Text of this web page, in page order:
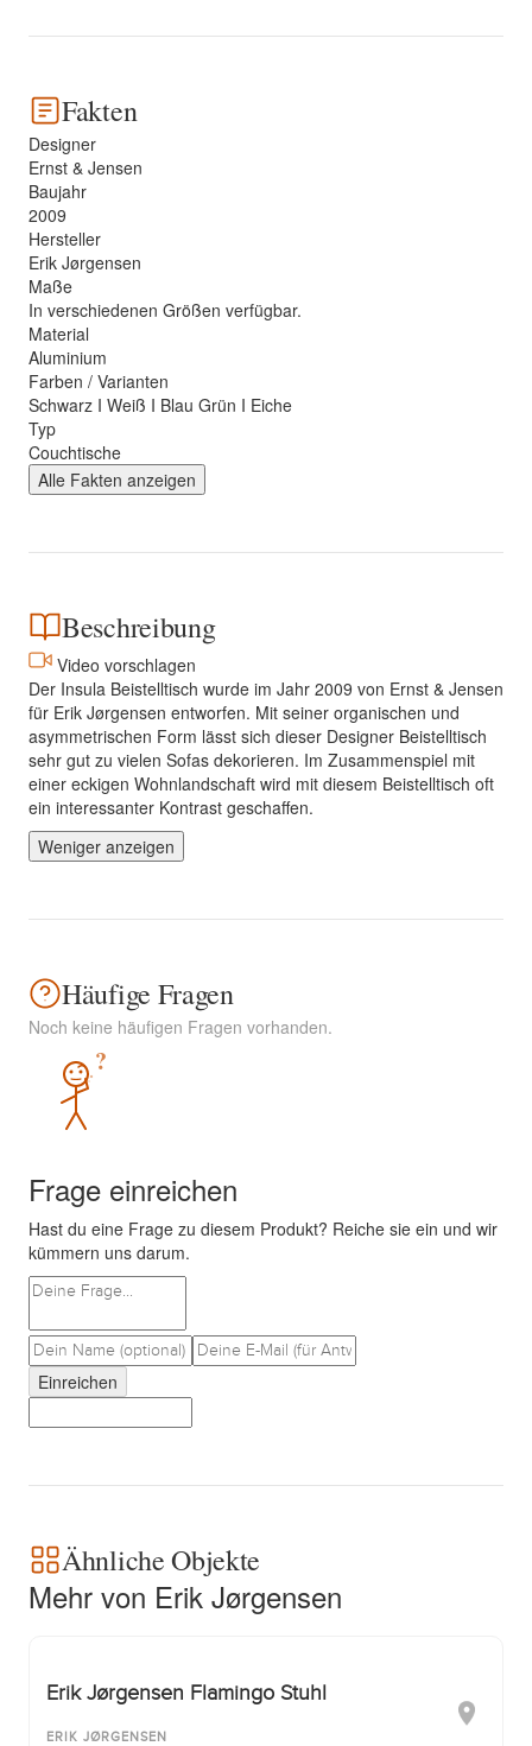
Fakten
Designer
Ernst & Jensen
Baujahr
2009
Hersteller
Erik Jørgensen
Maße
In verschiedenen Größen verfügbar.
Material
Aluminium
Farben / Varianten
Schwarz I Weiß I Blau Grün I Eiche
Typ
Couchtische
Alle Fakten anzeigen
Beschreibung
Video vorschlagen
Der Insula Beistelltisch wurde im Jahr 2009 von Ernst & Jensen
für Erik Jørgensen entworfen. Mit seiner organischen und
asymmetrischen Form lässt sich dieser Designer Beistelltisch
sehr gut zu vielen Sofas dekorieren. Im Zusammenspiel mit
einer eckigen Wohnlandschaft wird mit diesem Beistelltisch oft
ein interessanter Kontrast geschaffen.
Weniger anzeigen
Häufige Fragen
Noch keine häufigen Fragen vorhanden.
?
Frage einreichen
Hast du eine Frage zu diesem Produkt? Reiche sie ein und wir
kümmern uns darum.
Einreichen
Ähnliche Objekte
Mehr von Erik Jørgensen
Erik Jørgensen Flamingo Stuhl
ERIK JØRGENSEN